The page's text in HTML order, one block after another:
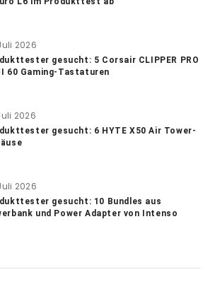
2026
gesucht: 5 Corsair CLIPPER PRO
60 Gaming-Tastaturen
2026
gesucht: 6 HYTE X50 Air Tower-
2026
gesucht: 10 Bundles aus
und Power Adapter von Intenso